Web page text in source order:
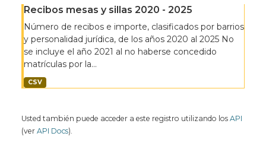
Recibos mesas y sillas 2020 - 2025
Número de recibos e importe, clasificados por barrios
y personalidad jurídica, de los años 2020 al 2025 No
se incluye el año 2021 al no haberse concedido
matrículas por la...
CSV
Usted también puede acceder a este registro utilizando los API
(ver API Docs).